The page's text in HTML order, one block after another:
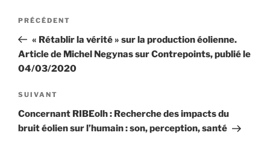
Navigation
l’article
Article
précédent
PRÉCÉDENT
« Rétablir la vérité » sur la production éolienne.
Article de Michel Negynas sur Contrepoints, publié le
04/03/2020
Article
suivant
SUIVANT
Concernant RIBEolh : Recherche des impacts du
bruit éolien sur l’humain : son, perception, santé